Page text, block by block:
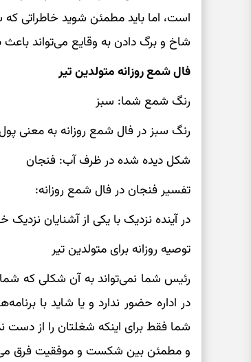
است، اما باید مطمئن شوید خاطراتی که
شاخ و برگ دادن به وقایع می‌تواند
فال شمع روزانه متولدین تیر
رنگ شمع شما: سبز
رنگ سبز در فال شمع روزانه به معنی
شکل دیده شده در ظرف آب: فنجان
تفسیر فنجان در فال شمع روزانه:
در آینده نزدیک با یکی از آشنایان
توصیه روزانه برای متولدین تیر
رئیس شما نمی‌تواند به آن شکلی که
در اداره حضور ندارد و یا شاید با
شما فقط برای اینکه شغلتان را از دست
و مطمئن بین شکست و موفقیت فرق